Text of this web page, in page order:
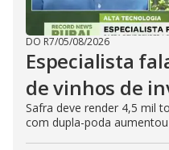
DO R7/05/08/2026
Especialista
de vinhos de
Safra deve render 4,5 mil
com dupla-poda aumentou